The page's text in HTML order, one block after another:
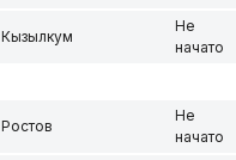
Кызылкум
Не
начато
Ростов
Не
начато